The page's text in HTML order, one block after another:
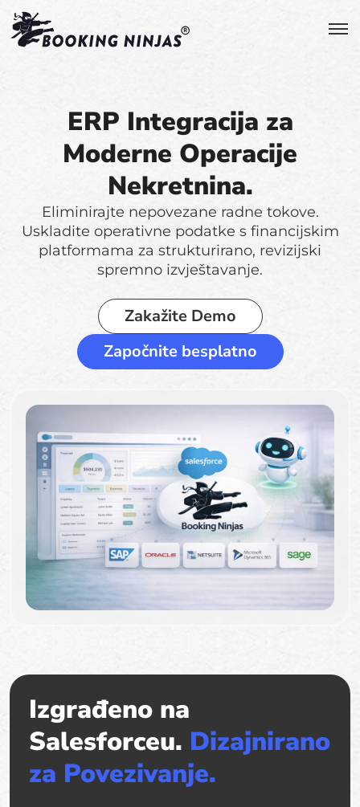
ERP Integracija za
Moderne Operacije
Nekretnina.
Eliminirajte nepovezane radne tokove.
Uskladite operativne podatke s financijskim
platformama za strukturirano, revizijski
spremno izvještavanje.
Zakažite Demo
Započnite besplatno
Izgrađeno na
Salesforceu. Dizajnirano
za Povezivanje.